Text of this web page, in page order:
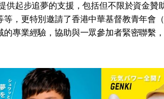
起步追夢的支援，包括但不限於資金贊
，更特別邀請了香港中華基督教青年會
專業經驗，協助與一眾參加者緊密聯繫